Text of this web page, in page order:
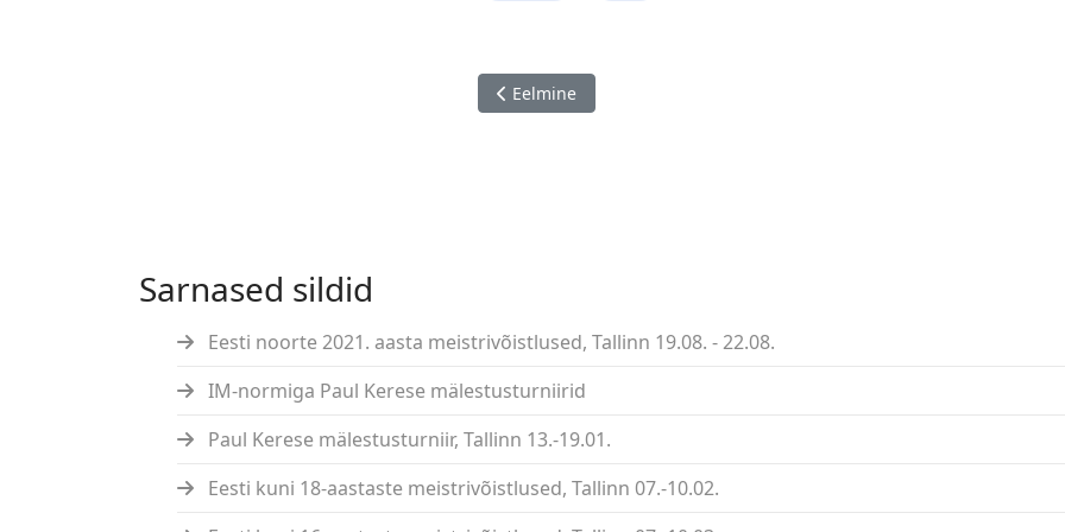
Eelmine artikkel: 42. maleolümpia koondised said kinnitatud!
Eelmine
Sarnased sildid
Eesti noorte 2021. aasta meistrivõistlused, Tallinn 19.08. - 22.08.
IM-normiga Paul Kerese mälestusturniirid
Paul Kerese mälestusturniir, Tallinn 13.-19.01.
Eesti kuni 18-aastaste meistrivõistlused, Tallinn 07.-10.02.